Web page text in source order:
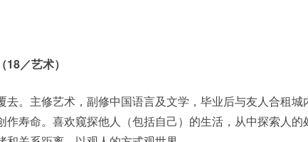
18／艺术）
去。主修艺术，副修中国语言及文学，毕业后与友人合租城
作寿命。喜欢窥探他人（包括自己）的生活，从中探索人的